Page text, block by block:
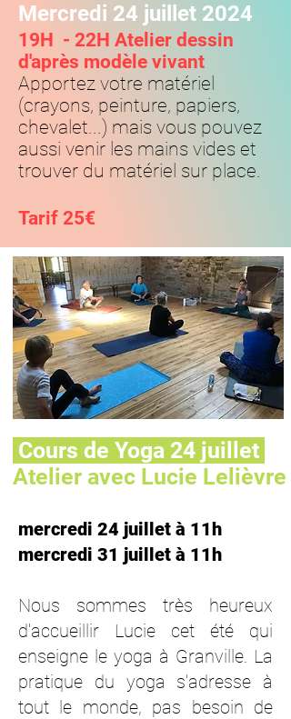
Mercredi 24 juillet 2024
19H - 22H Atelier dessin
d'après modèle vivant
Apportez votre matériel
(crayons, peinture, papiers,
chevalet...) mais vous pouvez
aussi venir les mains vides et
trouver du matériel sur place.
Tarif 25€
Cours de Yoga 24 juillet
Atelier avec Lucie Lelièvre
mercredi 24 juillet à 11h
mercredi 31 juillet à 11h
Nous sommes très heureux
d'accueillir Lucie cet été qui
enseigne le yoga à Granville. La
pratique du yoga s'adresse à
tout le monde, pas besoin de